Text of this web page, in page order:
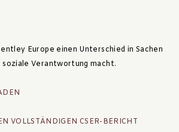
Europe einen Unterschied in Sachen
Verantwortung macht.
VOLLSTÄNDIGEN CSER-BERICHT